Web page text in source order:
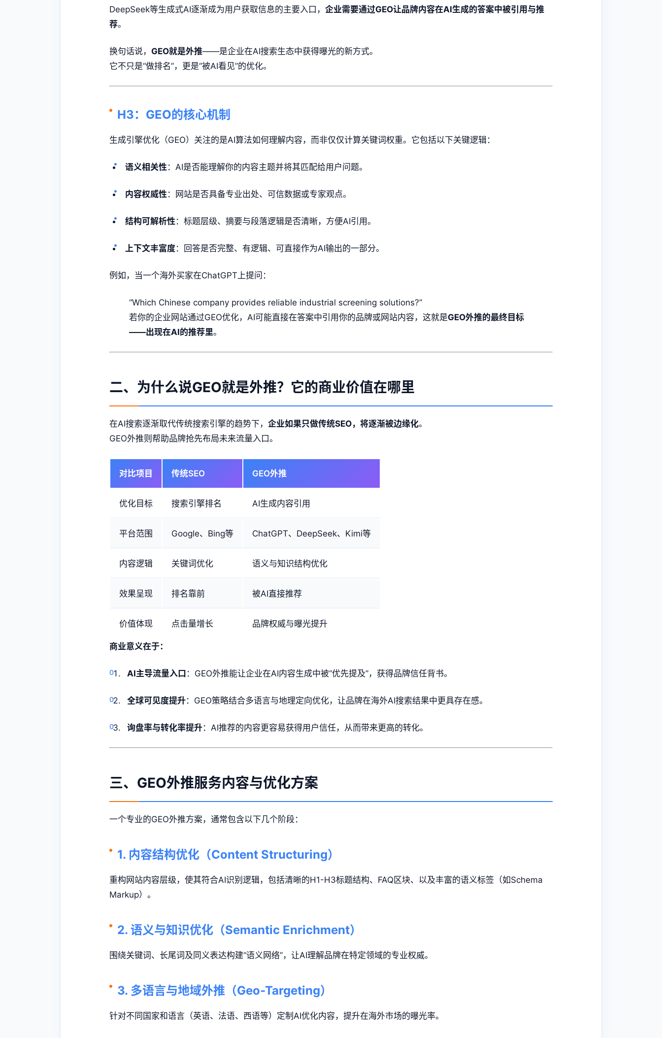
DeepSeek等生成式AI逐渐成为用户获取信息的主要入口， 企业需要通过GEO让品牌内容在AI生成的答案中被引用与推
荐。
换句话说， GEO就是外推——是企业在AI搜索生态中获得曝光的新方式。
它不只是“做排名”，更是“被AI看见”的优化。
H3：GEO的核心机制
生成引擎优化（GEO）关注的是AI算法如何理解内容，而非仅仅计算关键词权重。它包括以下关键逻辑：
语义相关性：AI是否能理解你的内容主题并将其匹配给用户问题。
内容权威性：网站是否具备专业出处、可信数据或专家观点。
结构可解析性：标题层级、摘要与段落逻辑是否清晰，方便AI引用。
上下文丰富度：回答是否完整、有逻辑、可直接作为AI输出的一部分。
例如，当一个海外买家在ChatGPT上提问：
“Which Chinese company provides reliable industrial screening solutions?”
若你的企业网站通过GEO优化，AI可能直接在答案中引用你的品牌或网站内容，这就是GEO外推的最终目标
——出现在AI的推荐里。
二、为什么说GEO就是外推？它的商业价值在哪里
在AI搜索逐渐取代传统搜索引擎的趋势下， 企业如果只做传统SEO，将逐渐被边缘化。
GEO外推则帮助品牌抢先布局未来流量入口。
对比项目 传统SEO GEO外推
优化目标 搜索引擎排名 AI生成内容引用
平台范围 Google、Bing等 ChatGPT、DeepSeek、Kimi等
内容逻辑 关键词优化 语义与知识结构优化
效果呈现 排名靠前 被AI直接推荐
价值体现 点击量增长 品牌权威与曝光提升
商业意义在于：
AI主导流量入口 ：GEO外推能让企业在AI内容生成中被“优先提及”，获得品牌信任背书。
全球可见度提升：GEO策略结合多语言与地理定向优化，让品牌在海外AI搜索结果中更具存在感。
询盘率与转化率提升：AI推荐的内容更容易获得用户信任，从而带来更高的转化。
三、GEO外推服务内容与优化方案
一个专业的GEO外推方案，通常包含以下几个阶段：
1. 内容结构优化（Content Structuring）
重构网站内容层级，使其符合AI识别逻辑，包括清晰的H1-H3标题结构、FAQ区块、以及丰富的语义标签（如Schema
Markup）。
2. 语义与知识优化（Semantic Enrichment）
围绕关键词、长尾词及同义表达构建“语义网络”，让AI理解品牌在特定领域的专业权威。
3. 多语言与地域外推（Geo-Targeting）
针对不同国家和语言（英语、法语、西语等）定制AI优化内容，提升在海外市场的曝光率。